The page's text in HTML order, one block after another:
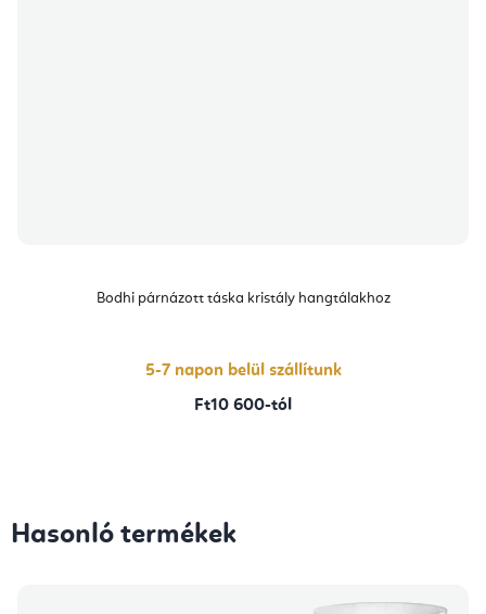
Bodhi párnázott táska kristály hangtálakhoz
5-7 napon belül szállítunk
Ft10 600-tól
Hasonló termékek